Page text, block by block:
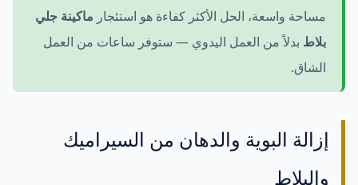
مساحة واسعة، الحل الأكثر كفاءة هو استئجار ماكينة جلي
بلاط بدلاً من العمل اليدوي — ستوفر ساعات من العمل
الشاق.
إزالة البوية والدهان من السيراميك
والبلاط